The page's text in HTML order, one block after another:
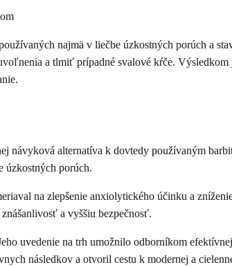
najmä v liečbe úzkostných porúch a
a tlmiť prípadné svalové kŕče.
návyková alternatíva k dovtedy používaným
úzkostných porúch.
na zlepšenie anxiolytického účinku a
a vyššiu bezpečnosť.
uvedenie na trh umožnilo odborníkom
následkov a otvoril cestu k modernej a